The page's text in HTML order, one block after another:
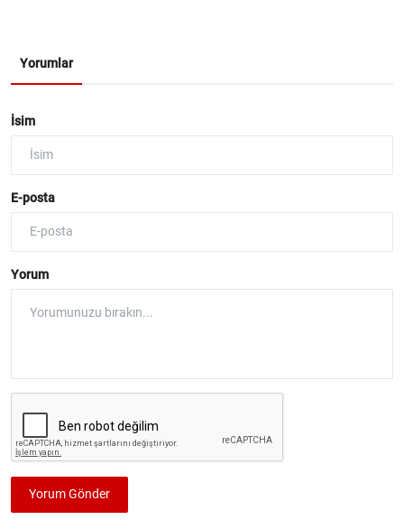
Yorumlar
İsim
E-posta
Yorum
Yorum Gönder